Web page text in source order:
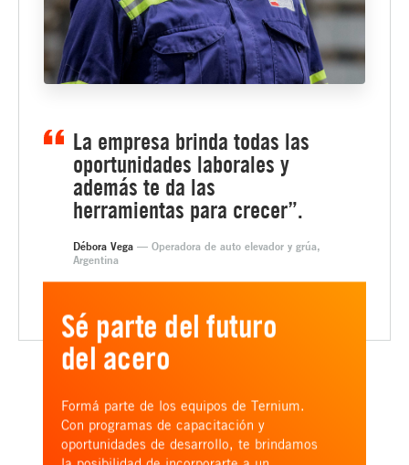
La empresa brinda todas las
oportunidades laborales y
además te da las
herramientas para crecer”.
Débora Vega — Operadora de auto elevador y grúa,
Argentina
Sé parte del futuro
del acero
Formá parte de los equipos de Ternium.
Con programas de capacitación y
oportunidades de desarrollo, te brindamos